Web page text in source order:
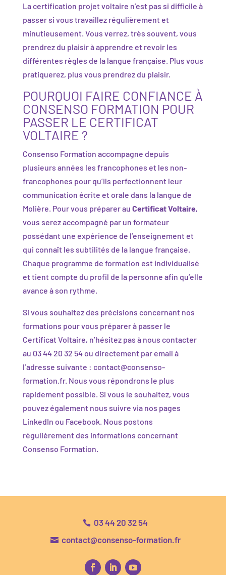
La certification projet voltaire n’est pas si difficile à
passer si vous travaillez régulièrement et
minutieusement. Vous verrez, très souvent, vous
prendrez du plaisir à apprendre et revoir les
différentes règles de la langue française. Plus vous
pratiquerez, plus vous prendrez du plaisir.
POURQUOI FAIRE CONFIANCE À
CONSENSO FORMATION POUR
PASSER LE CERTIFICAT
VOLTAIRE ?
Consenso Formation accompagne depuis
plusieurs années les francophones et les non-
francophones pour qu’ils perfectionnent leur
communication écrite et orale dans la langue de
Molière. Pour vous préparer au Certificat Voltaire,
vous serez accompagné par un formateur
possédant une expérience de l’enseignement et
qui connaît les subtilités de la langue française.
Chaque programme de formation est individualisé
et tient compte du profil de la personne afin qu’elle
avance à son rythme.
Si vous souhaitez des précisions concernant nos
formations pour vous préparer à passer le
Certificat Voltaire, n’hésitez pas à nous contacter
au 03 44 20 32 54 ou directement par email à
l’adresse suivante : contact@consenso-
formation.fr. Nous vous répondrons le plus
rapidement possible. Si vous le souhaitez, vous
pouvez également nous suivre via nos pages
LinkedIn ou Facebook. Nous postons
régulièrement des informations concernant
Consenso Formation.
 03 44 20 32 54
 contact@consenso-formation.fr